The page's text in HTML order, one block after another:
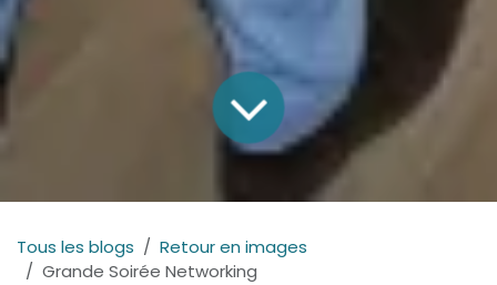
Tous les blogs
Retour en images
Grande Soirée Networking